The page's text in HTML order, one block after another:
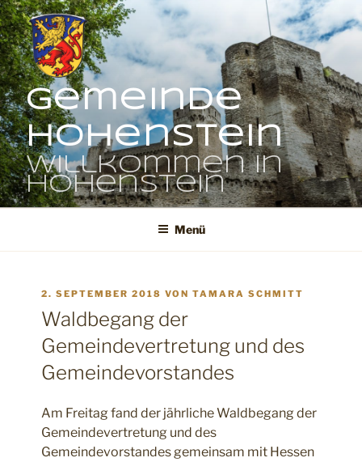
Zum
Inhalt
springen
Gemeinde
Hohenstein
Willkommen in
Hohenstein
Menü
VERÖFFENTLICHT
AM
2. SEPTEMBER 2018 VONTAMARA SCHMITT
Waldbegang der
Gemeindevertretung und des
Gemeindevorstandes
Am Freitag fand der jährliche Waldbegang der
Gemeindevertretung und des
Gemeindevorstandes gemeinsam mit Hessen